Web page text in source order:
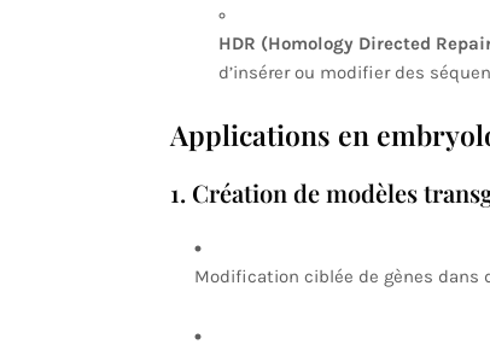
HDR (Homology Directed
d’insérer ou modifier des
Applications en
1. Création de modèles
Modification ciblée de gènes dans